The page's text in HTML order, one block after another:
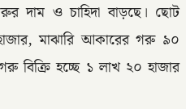
দাম ও চাহিদা বাড়ছে। ছোট
মাঝারি আকারের গরু ৯০
বিক্রি হচ্ছে ১ লাখ ২০ হাজার